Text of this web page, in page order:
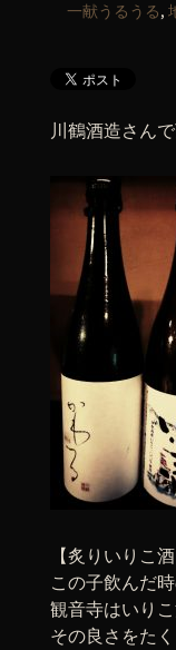
一献うるうる,
川鶴酒造さん
【炙りいりこ酒
この子飲んだ
観音寺はいり
その良さをた